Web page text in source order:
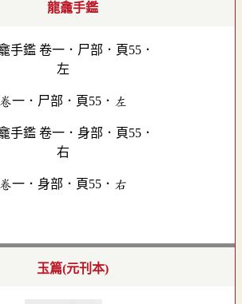
龍龕手鑑
卷一．尸部．頁55．左
卷一．身部．頁55．右
玉篇(元刊本)